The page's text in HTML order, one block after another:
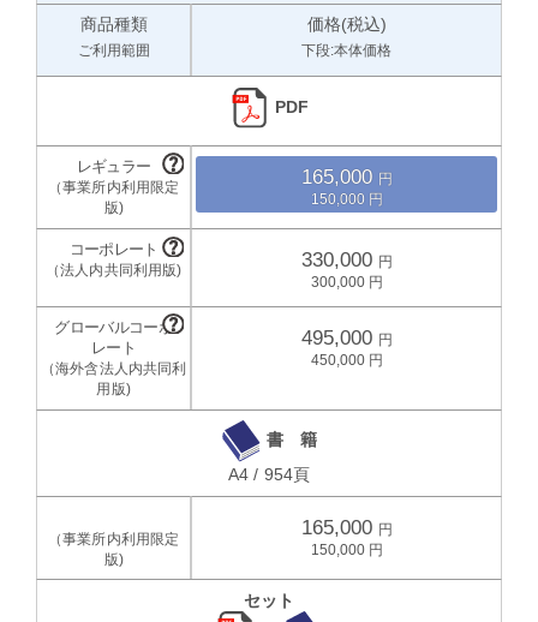
商品種類
ご利用範囲
価格(税込)
下段:本体価格
PDF
165,000
150,000
330,000
300,000
495,000
450,000
書 籍
A4 / 954頁
165,000
150,000
セット